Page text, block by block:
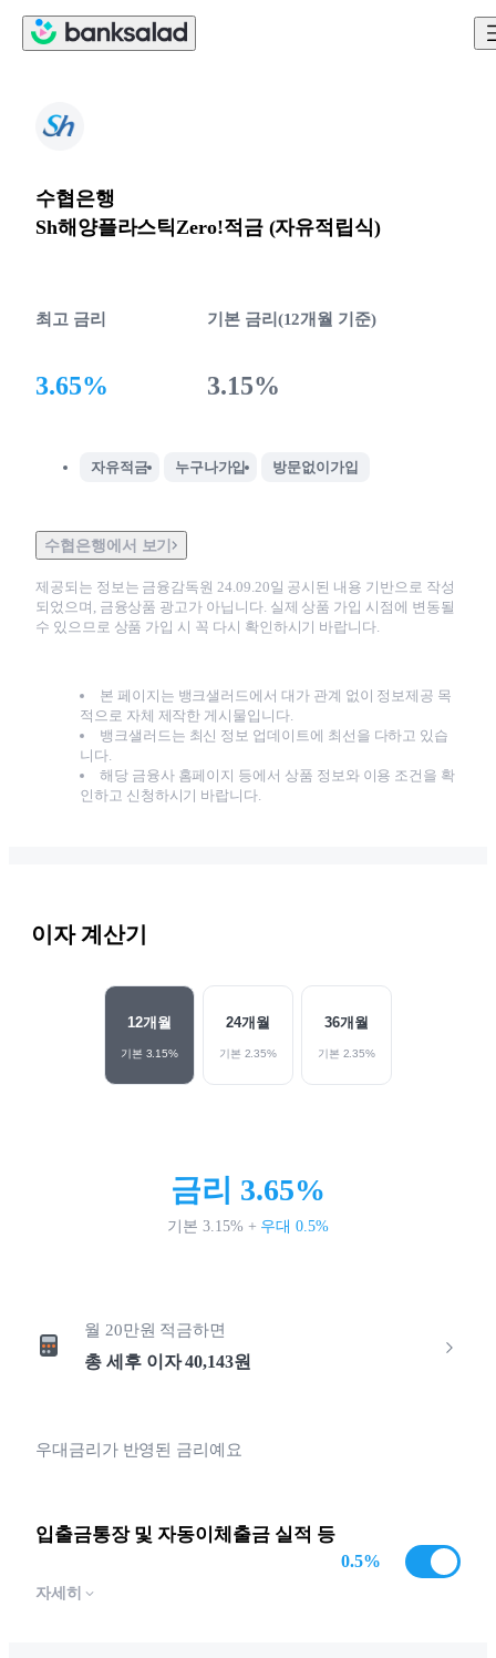
수협은행
Sh해양플라스틱Zero!적금 (자유적립식)
최고 금리
3.65%
기본 금리(12개월 기준)
3.15%
자유적금 누구나가입 방문없이가입
수협은행에서 보기
제공되는 정보는 금융감독원24.09.20일 공시된 내용 기반으로 작성
되었으며, 금융상품 광고가 아닙니다. 실제 상품 가입 시점에 변동될
수 있으므로 상품 가입 시 꼭 다시 확인하시기 바랍니다.
본 페이지는 뱅크샐러드에서 대가 관계 없이 정보제공 목
적으로 자체 제작한 게시물입니다.
뱅크샐러드는 최신 정보 업데이트에 최선을 다하고 있습
니다.
해당 금융사 홈페이지 등에서 상품 정보와 이용 조건을 확
인하고 신청하시기 바랍니다.
이자 계산기
12개월
기본 3.15%
24개월
기본 2.35%
36개월
기본 2.35%
금리 3.65%
기본 3.15% + 우대0.5%
월 20만원 적금하면
총 세후 이자40,143원
우대금리가 반영된 금리예요
입출금통장 및 자동이체출금 실적 등
자세히
0.5%